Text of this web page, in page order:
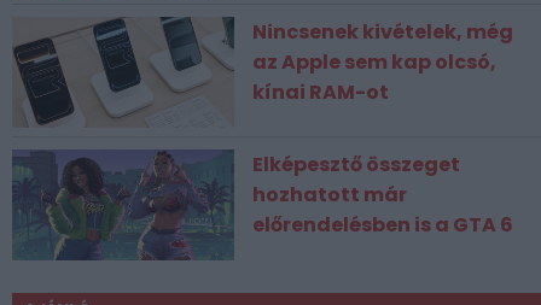
Nincsenek kivételek, még
az Apple sem kap olcsó,
kínai RAM-ot
Elképesztő összeget
hozhatott már
előrendelésben is a GTA 6